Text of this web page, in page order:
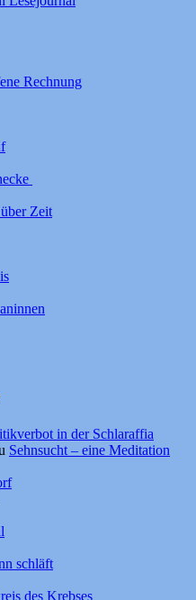
Rechnung
Zeit
in der Schlaraffia
Sehnsucht – eine Meditation
schläft
des Krebses